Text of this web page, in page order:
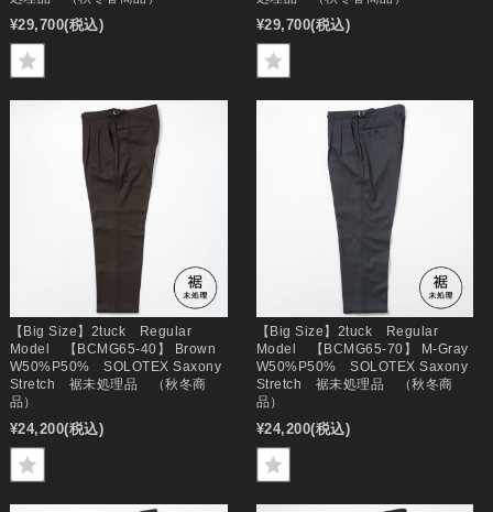
¥29,700(税込) ¥29,700(税込)
【Big Size】2tuck Regular
Model 【BCMG65-40】 Brown
W50%P50% SOLOTEX Saxony
Stretch 裾未処理品 （秋冬商
品）
¥24,200(税込)
【Big Size】2tuck Regular
Model 【BCMG65-70】 M-Gray
W50%P50% SOLOTEX Saxony
Stretch 裾未処理品 （秋冬商
品）
¥24,200(税込)